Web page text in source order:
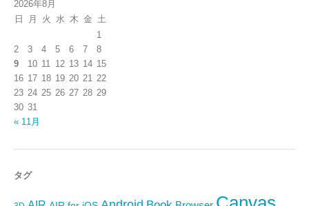
2026年8月
日
月 火 水 木 金 土
1
2
3 4 5 6 7
8
9
10 11 12 13 14 15
16 17 18 19 20 21 22
23 24 25 26 27 28 29
30 31
« 11月
タグ